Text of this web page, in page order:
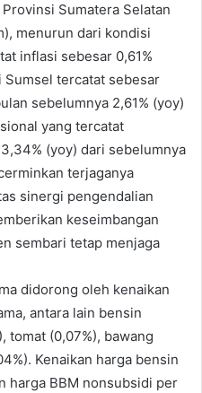
Sumatera Selatan
menurun dari kondisi
inflasi sebesar 0,61%
Sumsel tercatat sebesar
sebelumnya 2,61% (yoy)
yang tercatat
(yoy) dari sebelumnya
terjaganya
sinergi pengendalian
keseimbangan
sembari tetap menjaga
didorong oleh kenaikan
antara lain bensin
tomat (0,07%), bawang
Kenaikan harga bensin
harga BBM nonsubsidi per